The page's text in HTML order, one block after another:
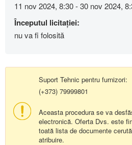
11 nov 2024, 8:30 - 30 nov 2024,
Începutul licitației:
nu va fi folosită
Suport Tehnic pentru furnizori:
(+373) 79999801
Aceasta procedura se va
electronică. Oferta Dvs. este
toată lista de documente
atribuire.